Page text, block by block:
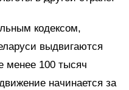
кодексом,
выдвигаются
менее 100 тысяч
начинается за